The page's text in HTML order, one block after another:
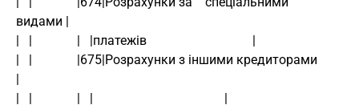
видами |
|   |              |   |платежів                                 |
|   |              |675|Розрахунки з іншими кредиторами
|
|   |              |   |                                         |